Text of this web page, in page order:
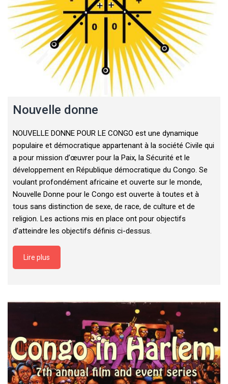
Nouvelle donne
NOUVELLE DONNE POUR LE CONGO est une dynamique
populaire et démocratique appartenant à la société Civile qui
a pour mission d’œuvrer pour la Paix, la Sécurité et le
développement en République démocratique du Congo. Se
voulant profondément africaine et ouverte sur le monde,
Nouvelle Donne pour le Congo est ouverte à toutes et à
tous sans distinction de sexe, de race, de culture et de
religion. Les actions mis en place ont pour objectifs
d’atteindre les objectifs définis ci-dessus.
Lire plus